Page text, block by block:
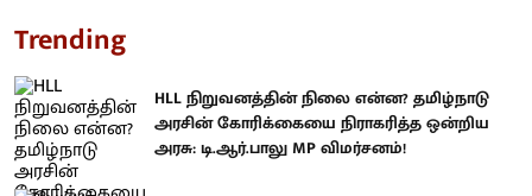
Trending
HLL நிறுவனத்தின் நிலை என்ன? தமிழ்நாடு
அரசின் கோரிக்கையை நிராகரித்த ஒன்றிய
அரசு: டி.ஆர்.பாலு MP விமர்சனம்!